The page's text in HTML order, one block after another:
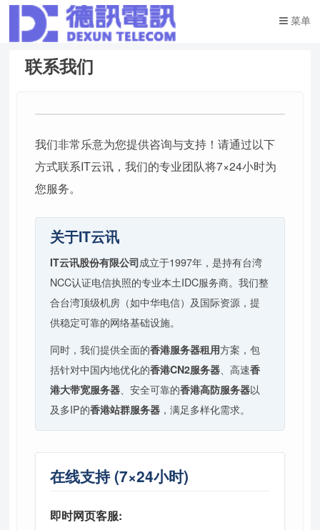
菜单
联系我们
我们非常乐意为您提供咨询与支持！请通过以下
方式联系IT云讯，我们的专业团队将7×24小时为
您服务。
关于IT云讯
IT云讯股份有限公司成立于1997年，是持有台湾
NCC认证电信执照的专业本土IDC服务商。我们整
合台湾顶级机房（如中华电信）及国际资源，提
供稳定可靠的网络基础设施。
同时，我们提供全面的香港服务器租用方案，包
括针对中国内地优化的香港CN2服务器、高速香
港大带宽服务器、安全可靠的香港高防服务器以
及多IP的香港站群服务器 ，满足多样化需求。
在线支持 (7×24小时)
即时网页客服: